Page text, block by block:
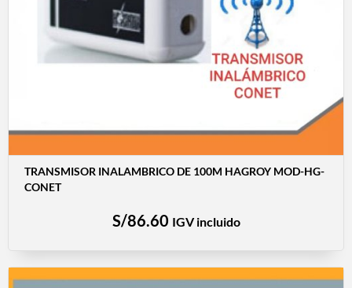
TRANSMISOR INALAMBRICO DE 100M HAGROY MOD-HG-
CONET
S/86.60 IGV incluido